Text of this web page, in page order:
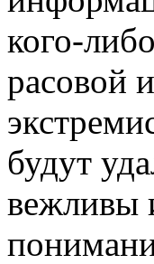
кого-
расовой
будут
вежливы